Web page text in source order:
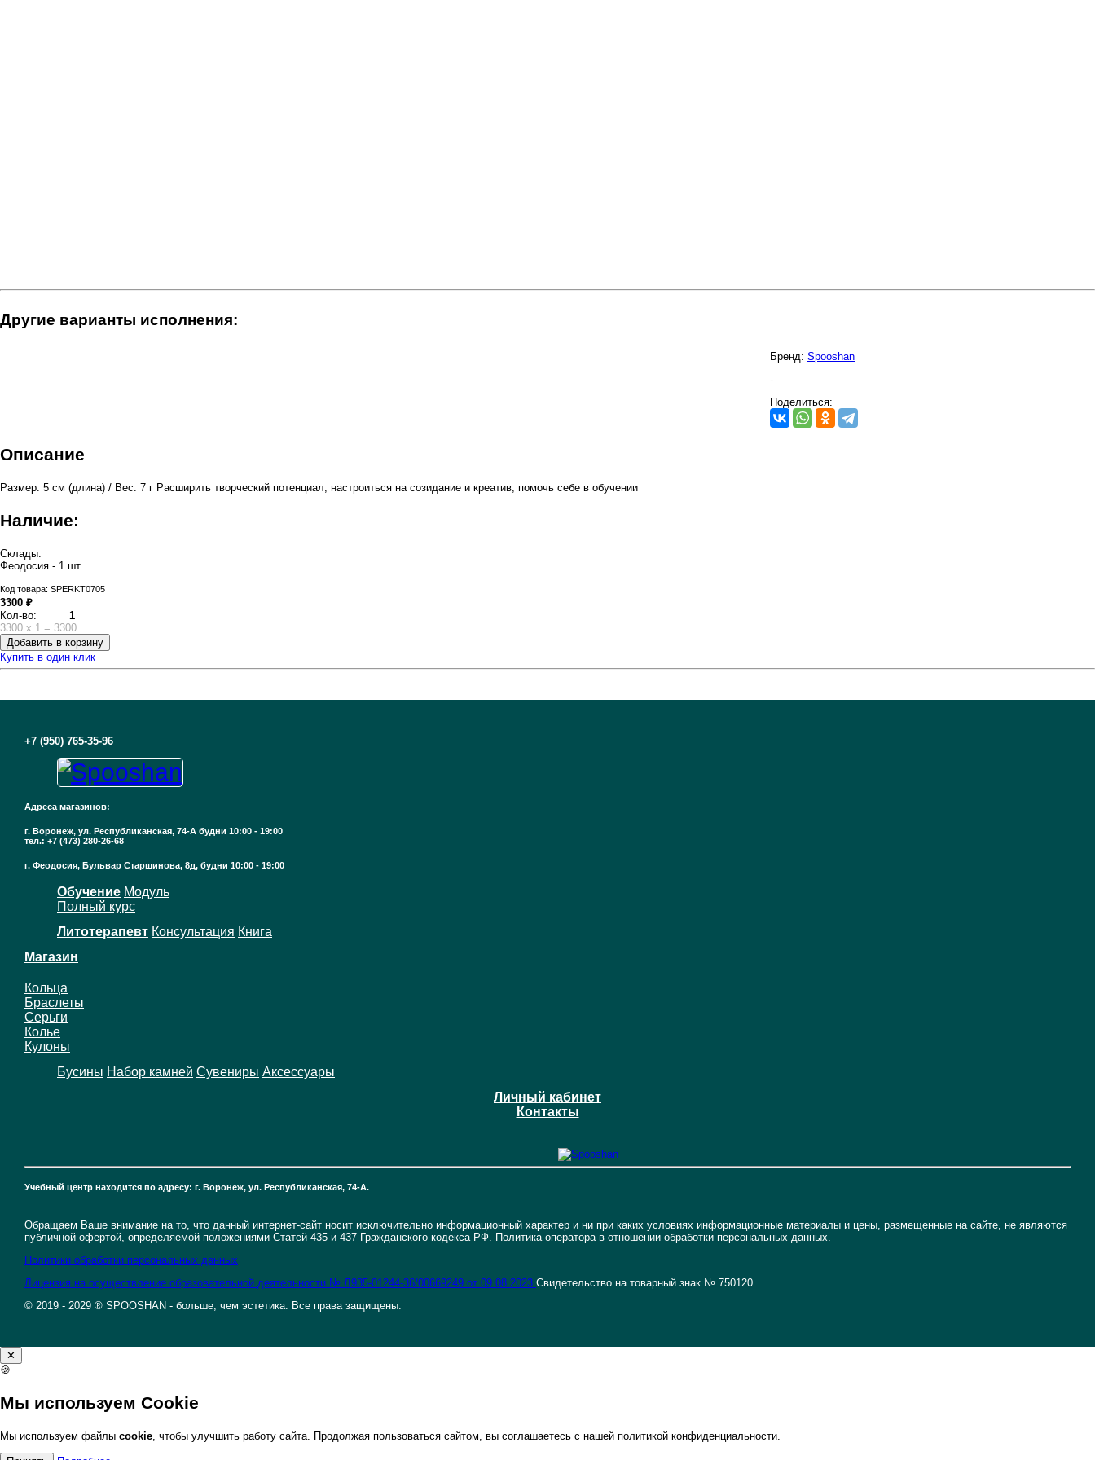
Другие варианты исполнения:
Бренд: Spooshan
-
Поделиться:
Описание
Размер: 5 см (длина) / Вес: 7 г Расширить творческий потенциал, настроиться на созидание и креатив, помочь себе в обучении
Наличие:
Склады:
Феодосия - 1 шт.
Код товара: SPERKT0705
3300 ₽
Кол-во:
1
3300 x 1 = 3300
Добавить в корзину
Купить в один клик
+7 (950) 765-35-96
Адреса магазинов:
г. Воронеж, ул. Республиканская, 74-А будни 10:00 - 19:00
тел.: +7 (473) 280-26-68
г. Феодосия, Бульвар Старшинова, 8д, будни 10:00 - 19:00
Обучение Модуль
Полный курс
Литотерапевт Консультация Книга
Магазин
Кольца
Браслеты
Серьги
Колье
Кулоны
Бусины Набор камней Сувениры Аксессуары
Личный кабинет
Контакты
Учебный центр находится по адресу: г. Воронеж, ул. Республиканская, 74-А.
Обращаем Ваше внимание на то, что данный интернет-сайт носит исключительно информационный характер и ни при каких условиях информационные материалы и цены, размещенные на сайте, не являются
публичной офертой, определяемой положениями Статей 435 и 437 Гражданского кодекса РФ. Политика оператора в отношении обработки персональных данных.
Политики обработки персональных данных
Лицензия на осуществление образовательной деятельности № Л935-01244-36/00669249 от 09.08.2023 Свидетельство на товарный знак № 750120
© 2019 - 2029 ® SPOOSHAN - больше, чем эстетика. Все права защищены.
✕
🍪
Мы используем Cookie
Мы используем файлы cookie, чтобы улучшить работу сайта. Продолжая пользоваться сайтом, вы соглашаетесь с нашей политикой конфиденциальности.